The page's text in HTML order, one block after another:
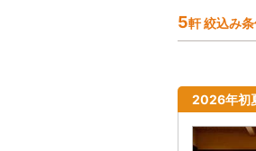
5軒 絞込み
2026年初